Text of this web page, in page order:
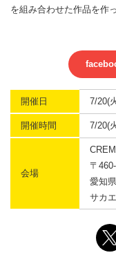
を組み合わせた作品を作
開催日 7/20(
開催時間 7/20(
会場
〒
愛知
サカ